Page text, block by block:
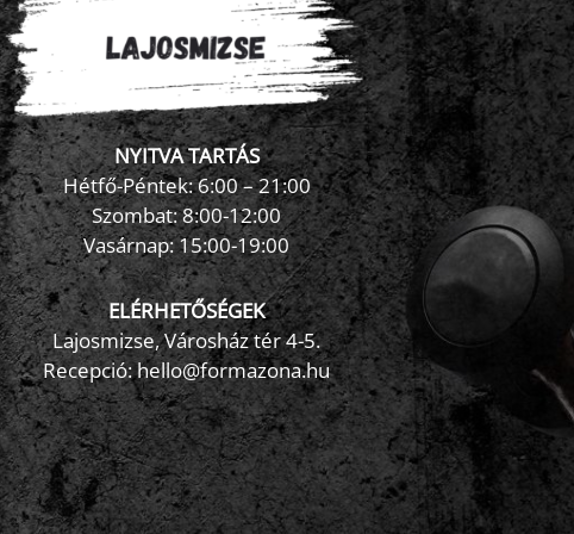
NYITVA TARTÁS
Hétfő-Péntek: 6:00 – 21:00
Szombat: 8:00-12:00
Vasárnap: 15:00-19:00
ELÉRHETŐSÉGEK
Lajosmizse, Városház tér 4-5.
Recepció:hello@formazona.hu
FormaZona chatbot ×